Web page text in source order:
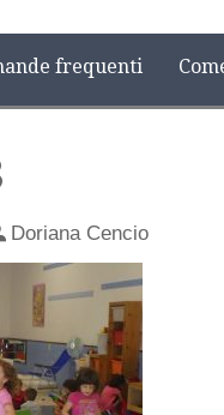
frequenti
Doriana Cencio